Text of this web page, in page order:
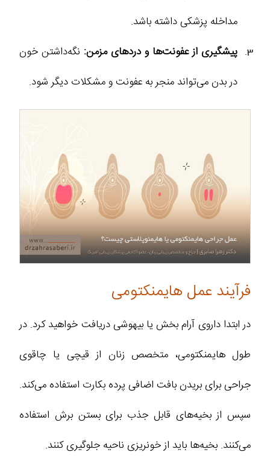
مداخله پزشکی داشته باشد.
پیشگیری از عفونت‌ها و دردهای مزمن: نگه‌داشتن خون
در بدن می‌تواند منجر به عفونت و مشکلات دیگر شود.
فرآیند عمل هایمنکتومی
در ابتدا داروی آرام بخش یا بیهوشی دریافت خواهید کرد. در
طول هایمنکتومی، متخصص زنان از قیچی یا چاقوی
جراحی برای بریدن بافت اضافی پرده بکارت استفاده می‌کند.
سپس از بخیه‌های قابل جذب برای بستن برش استفاده
می‌کنند. بخیه‌ها باید از خونریزی ناحیه جلوگیری کنند.